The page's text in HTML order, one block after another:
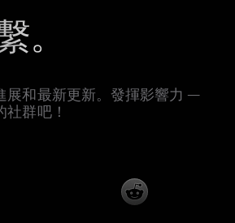
。
展和最新更新。發揮影響力 —
群吧！